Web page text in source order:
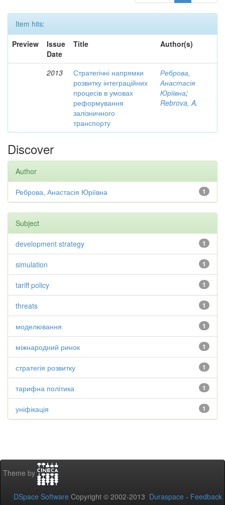
Item hits:
Preview
Issue
Date
Title Author(s)
2013
Стратегічні напрямки
розвитку інтеграційних
процесів в умовах
реформування
залізничного
транспорту
Реброва,
Анастасія
Юріївна;
Rebrova, A.
Discover
Author
1
Реброва, Анастасія Юріївна
Subject
1
development strategy
1
simulation
1
tariff policy
1
threats
1
моделювання
1
міжнародний ринок
1
стратегія розвитку
1
тарифна політика
1
уніфікація
Theme by
DSpace Software Copyright © 2002-2013 Duraspace - Feedback